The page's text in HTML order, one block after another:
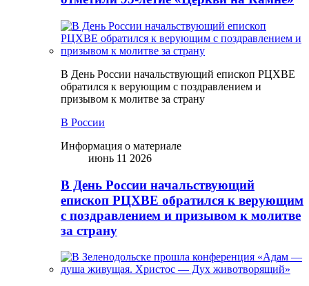
В День России начальствующий епископ РЦХВЕ
обратился к верующим с поздравлением и
призывом к молитве за страну
В России
Информация о материале
июнь 11 2026
В День России начальствующий
епископ РЦХВЕ обратился к верующим
с поздравлением и призывом к молитве
за страну